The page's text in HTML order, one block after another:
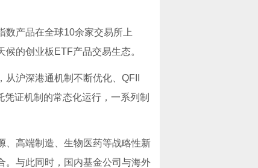
数产品在全球10余家交易所上
的创业板ETF产品交易生态。
沪深港通机制不断优化、QFII
证机制的常态化运行，一系列制
、高端制造、生物医药等战略性新
。与此同时，国内基金公司与海外